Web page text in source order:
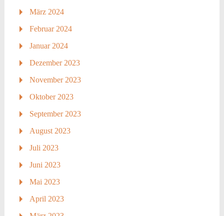
März 2024
Februar 2024
Januar 2024
Dezember 2023
November 2023
Oktober 2023
September 2023
August 2023
Juli 2023
Juni 2023
Mai 2023
April 2023